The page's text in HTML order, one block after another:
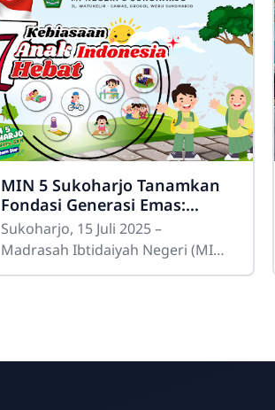
MIN 5 Sukoharjo Tanamkan
Fondasi Generasi Emas:
MATSAMA Kelas 1 Fokus
pada '7 Kebiasaan Anak
Indonesia Hebat'
Sukoharjo, 15 Juli 2025 –
Madrasah Ibtidaiyah Negeri (MIN)
5 Sukoharjo sukses menggelar